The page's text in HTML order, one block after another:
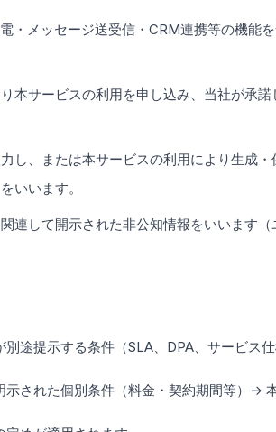
・メッセージ送受信・CRM連携等の機能
本サービスの利用を申し込み、当社が承
し、または本サービスの利用により生成
いいます。
連して開示された非公知情報をいいます
途提示する条件（SLA、DPA、サービス
された個別条件（料金・契約期間等）→